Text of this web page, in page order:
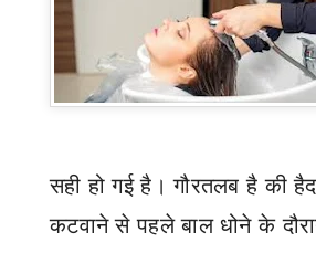
सही हो गई है।गौरतलब है की
कटवाने से पहले बाल धोने के